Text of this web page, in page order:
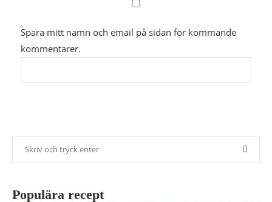
Spara mitt namn och email på sidan för kommande
kommentarer.
Populära recept